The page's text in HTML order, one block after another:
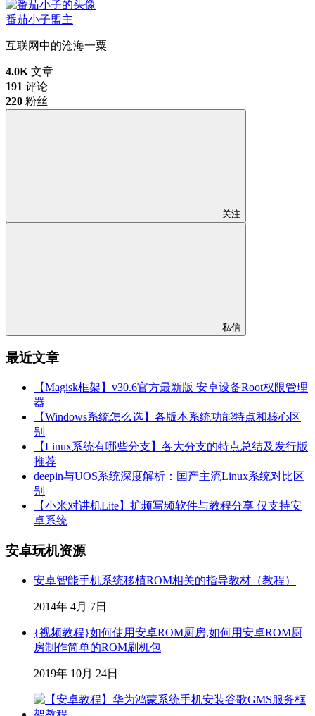
番茄小子盟主
互联网中的沧海一粟
4.0K 文章
191 评论
220 粉丝
关注
私信
最近文章
【Magisk框架】v30.6官方最新版 安卓设备Root权限管理
器
【Windows系统怎么选】各版本系统功能特点和核心区
别
【Linux系统有哪些分支】各大分支的特点总结及发行版
推荐
deepin与UOS系统深度解析：国产主流Linux系统对比区
别
【小米对讲机Lite】扩频写频软件与教程分享 仅支持安
卓系统
安卓玩机资源
安卓智能手机系统移植ROM相关的指导教材（教程）
2014年 4月 7日
{视频教程}如何使用安卓ROM厨房,如何用安卓ROM厨
房制作简单的ROM刷机包
2019年 10月 24日